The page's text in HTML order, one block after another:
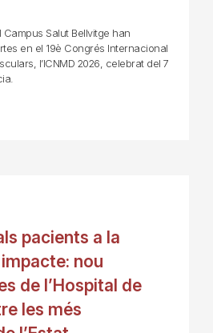
Salut Bellvitge han
en el 19è Congrés Internacional
l’ICNMD 2026, celebrat del 7
pacients a la
nou
de l’Hospital de
les més